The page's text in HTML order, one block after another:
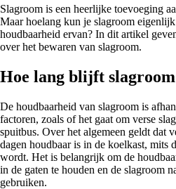
Slagroom is een heerlijke toevoeging
Maar hoelang kun je slagroom
houdbaarheid ervan? In dit artikel
over het bewaren van slagroom.
Hoe lang blijft slagroom
De houdbaarheid van slagroom is
factoren, zoals of het gaat om verse
spuitbus. Over het algemeen geldt dat
dagen houdbaar is in de koelkast, mits
wordt. Het is belangrijk om de
in de gaten te houden en de slagroom
gebruiken.